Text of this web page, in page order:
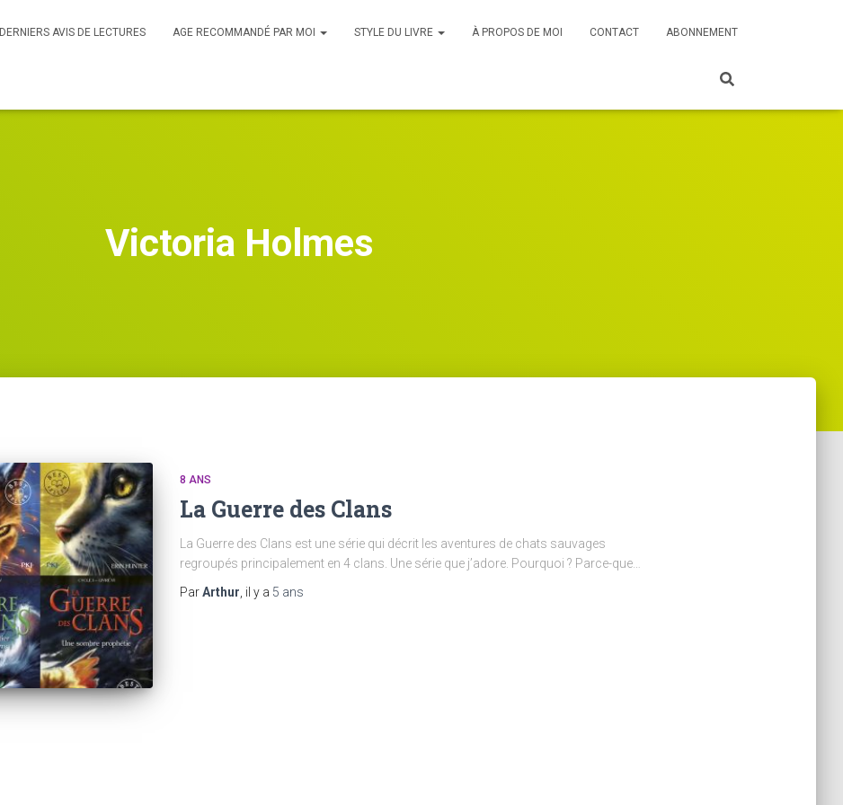
DERNIERS AVIS DE LECTURES AGE RECOMMANDÉ PAR MOI STYLE DU LIVRE À PROPOS DE MOI CONTACT ABONNEMENT
Victoria Holmes
8 ANS
La Guerre des Clans
La Guerre des Clans est une série qui décrit les aventures de chats sauvages
regroupés principalement en 4 clans. Une série que j’adore. Pourquoi ? Parce-que…
ParArthur , il y a 5 ans